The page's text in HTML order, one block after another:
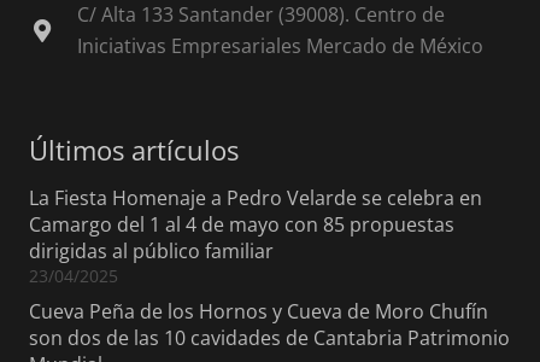
C/ Alta 133 Santander (39008). Centro de
Iniciativas Empresariales Mercado de México
Últimos artículos
La Fiesta Homenaje a Pedro Velarde se celebra en
Camargo del 1 al 4 de mayo con 85 propuestas
dirigidas al público familiar
23/04/2025
Cueva Peña de los Hornos y Cueva de Moro Chufín
son dos de las 10 cavidades de Cantabria Patrimonio